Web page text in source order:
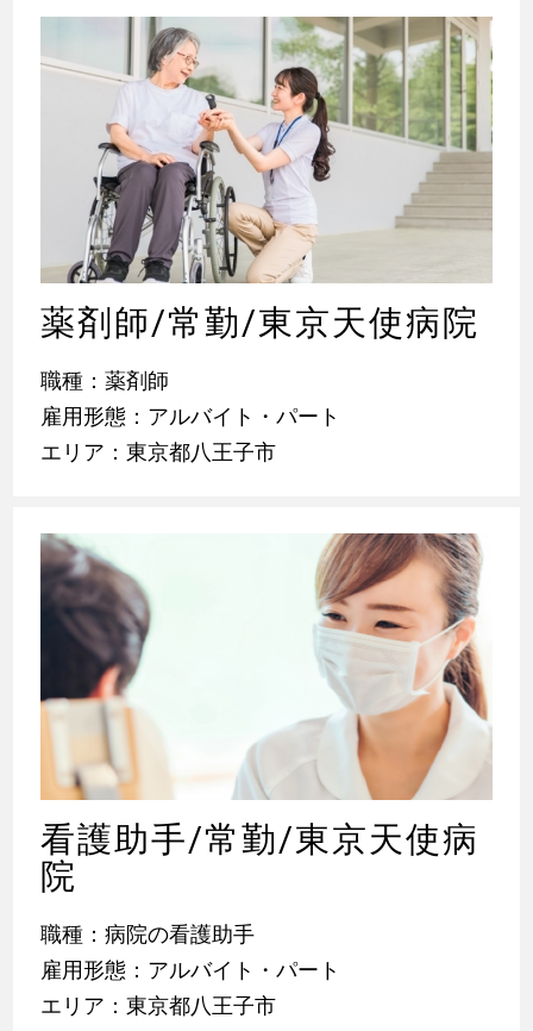
薬剤師/常勤/東京天使病院
職種：薬剤師
雇用形態：アルバイト・パート
エリア：東京都八王子市
看護助手/常勤/東京天使病
院
職種：病院の看護助手
雇用形態：アルバイト・パート
エリア：東京都八王子市